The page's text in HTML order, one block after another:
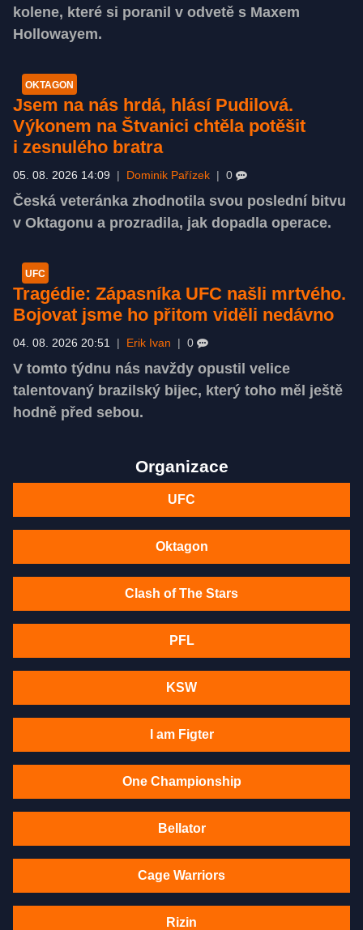
kolene, které si poranil v odvetě s Maxem
Hollowayem.
OKTAGON
Jsem na nás hrdá, hlásí Pudilová.
Výkonem na Štvanici chtěla potěšit
i zesnulého bratra
05. 08. 2026 14:09 Dominik Pařízek 0
Česká veteránka zhodnotila svou poslední bitvu
v Oktagonu a prozradila, jak dopadla operace.
UFC
Tragédie: Zápasníka UFC našli mrtvého.
Bojovat jsme ho přitom viděli nedávno
04. 08. 2026 20:51 Erik Ivan 0
V tomto týdnu nás navždy opustil velice
talentovaný brazilský bijec, který toho měl ještě
hodně před sebou.
Organizace
UFC
Oktagon
Clash of The Stars
PFL
KSW
I am Figter
One Championship
Bellator
Cage Warriors
Rizin